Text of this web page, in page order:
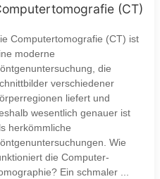
(CT)
Computertomografie (CT) ist
moderne
die
verschiedener
liefert und
wesentlich genauer ist
herkömmliche
Wie
die Computer-
Ein schmaler ...